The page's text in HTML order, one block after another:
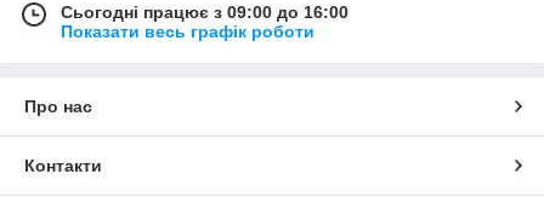
Сьогодні працює з 09:00 до 16:00
Показати весь графік роботи
Про нас
Контакти